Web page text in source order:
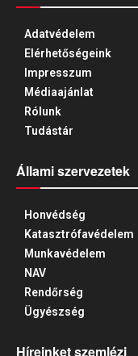
Adatvédelem
Elérhetőségeink
Impresszum
Médiaajánlat
Rólunk
Tudástár
Állami szervezetek
Honvédség
Katasztrófavédelem
Munkavédelem
NAV
Rendőrség
Ügyészség
Híreinket szemlézi